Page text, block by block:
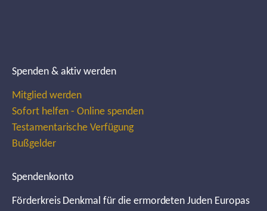
Spenden & aktiv werden
Mitglied werden
Sofort helfen - Online spenden
Testamentarische Verfügung
Bußgelder
Spendenkonto
Förderkreis Denkmal für die ermordeten Juden Europas